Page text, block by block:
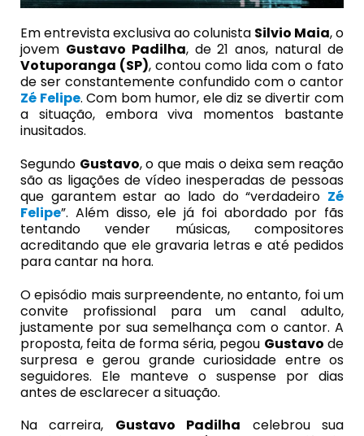
Em entrevista exclusiva ao colunista Silvio Maia, o
jovem Gustavo Padilha, de 21 anos, natural de
Votuporanga (SP), contou como lida com o fato
de ser constantemente confundido com o cantor
Zé Felipe. Com bom humor, ele diz se divertir com
a situação, embora viva momentos bastante
inusitados.
Segundo Gustavo, o que mais o deixa sem reação
são as ligações de vídeo inesperadas de pessoas
que garantem estar ao lado do “verdadeiro Zé
Felipe”. Além disso, ele já foi abordado por fãs
tentando vender músicas, compositores
acreditando que ele gravaria letras e até pedidos
para cantar na hora.
O episódio mais surpreendente, no entanto, foi um
convite profissional para um canal adulto,
justamente por sua semelhança com o cantor. A
proposta, feita de forma séria, pegou Gustavo de
surpresa e gerou grande curiosidade entre os
seguidores. Ele manteve o suspense por dias
antes de esclarecer a situação.
Na carreira, Gustavo Padilha celebrou sua